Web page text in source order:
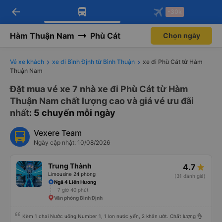
Tải app Vexere ngay!
Nhận ưu đãi thành viên độc
Mở app
Tải app Vexere
-30k/ghế khi đặt vé máy bay qua
Mở app
arrow_back -30k
Hàm Thuận Nam Phù Cát Chọn ngày
Vé xe khách xe đi Bình Định từ Bình Thuận
xe đi Phù Cát từ Hàm
Thuận Nam
Đặt mua vé xe 7 nhà xe đi Phù Cát từ Hàm
Thuận Nam chất lượng cao và giá vé ưu đãi
nhất: 5 chuyến mỗi ngày
Vexere Team
Ngày cập nhật: 10/08/2026
Trung Thành
Limousine 24 phòng
4.7
(31 đánh giá)
Ngã 4 Liên Hương
7 giờ 40 phút
Văn phòng Bình Định
Kèm 1 chai Nước uống Number 1, 1 lon nước yến, 2 khăn ướt. Chất lượng 👌